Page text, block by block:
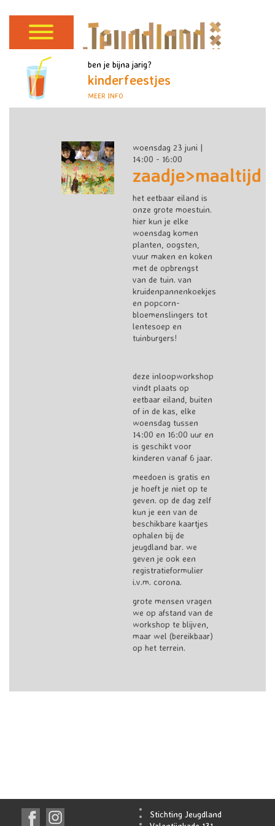
ben je bijna jarig?
kinderfeestjes
MEER INFO
woensdag 23 juni |
14:00 - 16:00
zaadje>maaltijd
het eetbaar eiland is
onze grote moestuin.
hier kun je elke
woensdag komen
planten, oogsten,
vuur maken en koken
met de opbrengst
van de tuin. van
kruidenpannenkoekjes
en popcorn-
bloemenslingers tot
lentesoep en
tuinburgers!
deze inloopworkshop
vindt plaats op
eetbaar eiland, buiten
of in de kas, elke
woensdag tussen
14:00 en 16:00 uur en
is geschikt voor
kinderen vanaf 6 jaar.
meedoen is gratis en
je hoeft je niet op te
geven. op de dag zelf
kun je een van de
beschikbare kaartjes
ophalen bij de
jeugdland bar. we
geven je ook een
registratieformulier
i.v.m. corona.
grote mensen vragen
we op afstand van de
workshop te blijven,
maar wel (bereikbaar)
op het terrein.
Stichting Jeugdland